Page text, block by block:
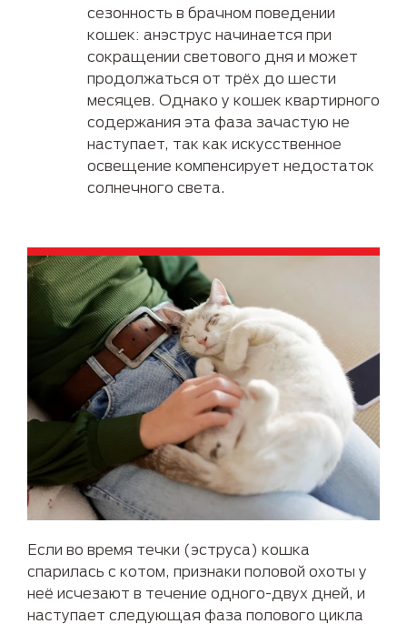
сезонность в брачном поведении
кошек: анэструс начинается при
сокращении светового дня и может
продолжаться от трёх до шести
месяцев. Однако у кошек квартирного
содержания эта фаза зачастую не
наступает, так как искусственное
освещение компенсирует недостаток
солнечного света.
Если во время течки (эструса) кошка
спарилась с котом, признаки половой охоты у
неё исчезают в течение одного-двух дней, и
наступает следующая фаза полового цикла